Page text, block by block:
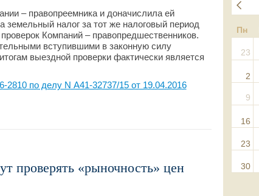
– правопреемника и доначислила ей
налог за тот же налоговый период
Компаний – правопредшественников.
вступившими в законную силу
выездной проверки фактически является
по делу N А41-32737/15 от 19.04.2016
проверять «рыночность» цен
Пн
23
2
9
16
23
30